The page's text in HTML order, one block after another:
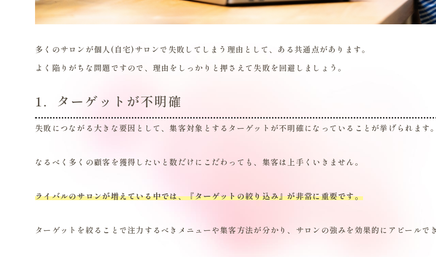
多くのサロンが個人(自宅)サロンで失敗してしまう理由として、ある共通点があります。
よく陥りがちな問題ですので、理由をしっかりと押さえて失敗を回避しましょう。
1．ターゲットが不明確
失敗につながる大きな要因として、集客対象とするターゲットが不明確になっていることが挙げられます
なるべく多くの顧客を獲得したいと数だけにこだわっても、集客は上手くいきません。
ライバルのサロンが増えている中では、『ターゲットの絞り込み』が非常に重要です。
ターゲットを絞ることで注力するべきメニューや集客方法が分かり、サロンの強みを効果的にアピールで